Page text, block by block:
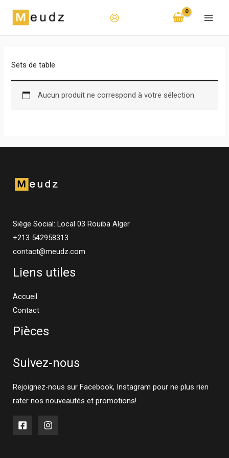
Sets de table
Aucun produit ne correspond à votre sélection.
Siège Social: Local 03 Rouiba Alger
+213 542958313
contact@meudz.com
Liens utiles
Accueil
Contact
Pièces
Suivez-nous
Rejoignez-nous sur Facebook, Instagram pour ne plus rien
rater nos nouveautés et promotions!